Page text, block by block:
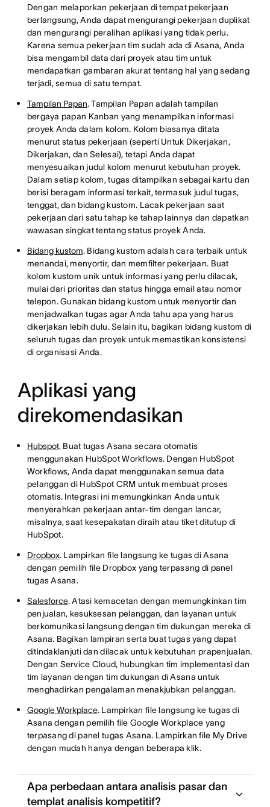
Dengan melaporkan pekerjaan di tempat pekerjaan
berlangsung, Anda dapat mengurangi pekerjaan duplikat
dan mengurangi peralihan aplikasi yang tidak perlu.
Karena semua pekerjaan tim sudah ada di Asana, Anda
bisa mengambil data dari proyek atau tim untuk
mendapatkan gambaran akurat tentang hal yang sedang
terjadi, semua di satu tempat.
Tampilan Papan. Tampilan Papan adalah tampilan
bergaya papan Kanban yang menampilkan informasi
proyek Anda dalam kolom. Kolom biasanya ditata
menurut status pekerjaan (seperti Untuk Dikerjakan,
Dikerjakan, dan Selesai), tetapi Anda dapat
menyesuaikan judul kolom menurut kebutuhan proyek.
Dalam setiap kolom, tugas ditampilkan sebagai kartu dan
berisi beragam informasi terkait, termasuk judul tugas,
tenggat, dan bidang kustom. Lacak pekerjaan saat
pekerjaan dari satu tahap ke tahap lainnya dan dapatkan
wawasan singkat tentang status proyek Anda.
Bidang kustom. Bidang kustom adalah cara terbaik untuk
menandai, menyortir, dan memfilter pekerjaan. Buat
kolom kustom unik untuk informasi yang perlu dilacak,
mulai dari prioritas dan status hingga email atau nomor
telepon. Gunakan bidang kustom untuk menyortir dan
menjadwalkan tugas agar Anda tahu apa yang harus
dikerjakan lebih dulu. Selain itu, bagikan bidang kustom di
seluruh tugas dan proyek untuk memastikan konsistensi
di organisasi Anda.
Aplikasi yang
direkomendasikan
Hubspot. Buat tugas Asana secara otomatis
menggunakan HubSpot Workflows. Dengan HubSpot
Workflows, Anda dapat menggunakan semua data
pelanggan di HubSpot CRM untuk membuat proses
otomatis. Integrasi ini memungkinkan Anda untuk
menyerahkan pekerjaan antar-tim dengan lancar,
misalnya, saat kesepakatan diraih atau tiket ditutup di
HubSpot.
Dropbox. Lampirkan file langsung ke tugas di Asana
dengan pemilih file Dropbox yang terpasang di panel
tugas Asana.
Salesforce. Atasi kemacetan dengan memungkinkan tim
penjualan, kesuksesan pelanggan, dan layanan untuk
berkomunikasi langsung dengan tim dukungan mereka di
Asana. Bagikan lampiran serta buat tugas yang dapat
ditindaklanjuti dan dilacak untuk kebutuhan prapenjualan.
Dengan Service Cloud, hubungkan tim implementasi dan
tim layanan dengan tim dukungan di Asana untuk
menghadirkan pengalaman menakjubkan pelanggan.
Google Workplace. Lampirkan file langsung ke tugas di
Asana dengan pemilih file Google Workplace yang
terpasang di panel tugas Asana. Lampirkan file My Drive
dengan mudah hanya dengan beberapa klik.
Apa perbedaan antara analisis pasar dan
templat analisis kompetitif?